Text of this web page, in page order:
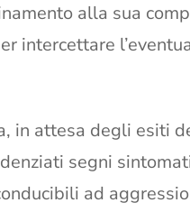
alla sua
intercettare
in attesa degli esiti
segni
ad